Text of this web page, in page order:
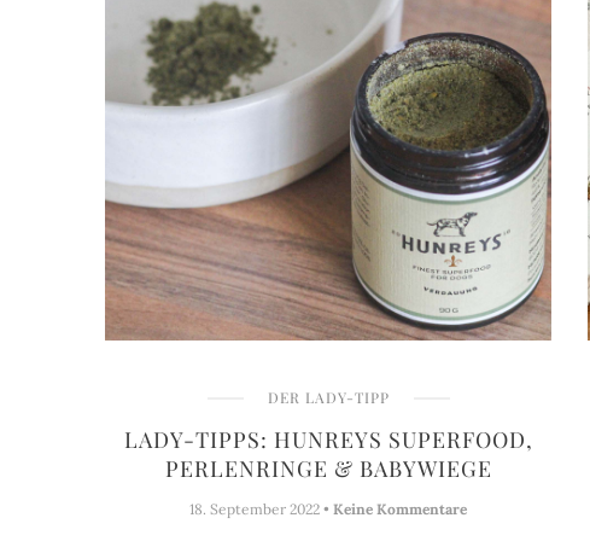
DER LADY-TIPP
LADY-TIPPS: HUNREYS SUPERFOOD,
PERLENRINGE & BABYWIEGE
18. September 2022 • Keine Kommentare